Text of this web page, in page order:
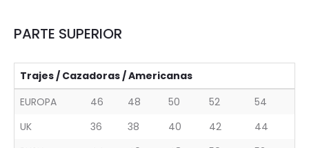
PARTE SUPERIOR
Trajes / Cazadoras / Americanas
EUROPA
46 48 50 52 54
UK
36 38 40 42 44